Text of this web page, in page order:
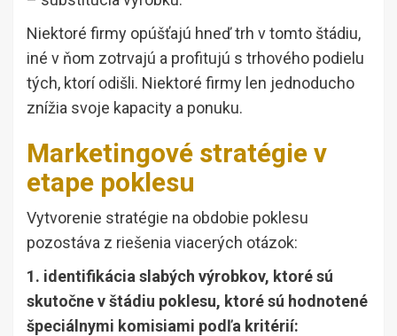
Niektoré firmy opúšťajú hneď trh v tomto štádiu,
iné v ňom zotrvajú a profitujú s trhového podielu
tých, ktorí odišli. Niektoré firmy len jednoducho
znížia svoje kapacity a ponuku.
Marketingové stratégie v
etape poklesu
Vytvorenie stratégie na obdobie poklesu
pozostáva z riešenia viacerých otázok:
1. identifikácia slabých výrobkov, ktoré sú
skutočne v štádiu poklesu, ktoré sú hodnotené
špeciálnymi komisiami podľa kritérií: